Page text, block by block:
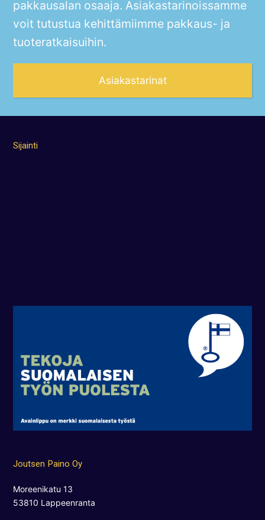
pakkausalan osaaja. Asiakastarinoissamme
voit tutustua kehittämiimme pakkaus- ja
tuoteratkaisuihin.
Asiakastarinat
Sijainti
Joutsen Paino Oy
Moreenikatu 13
53810 Lappeenranta